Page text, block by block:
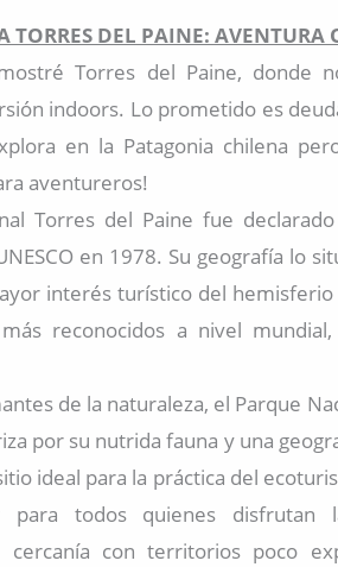
TORRES DEL PAINE: AVENTURA
Torres del Paine, donde
indoors. Lo prometido es
en la Patagonia chilena
aventureros!
Torres del Paine fue
en 1978. Su geografía lo
interés turístico del
reconocidos a nivel
de la naturaleza, el Parque
por su nutrida fauna y una
ideal para la práctica del
para todos quienes disfrutan
cercanía con territorios poco